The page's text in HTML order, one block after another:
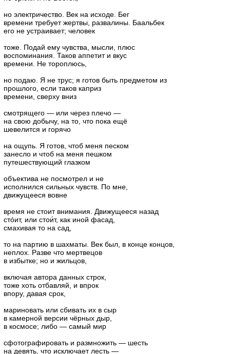
но электричество. Век на исходе. Бег
времени требует жертвы, развалины. Баальбек
его не устраивает; человек
тоже. Подай ему чувства, мысли, плюс
воспоминания. Таков аппетит и вкус
времени. Не тороплюсь,
но подаю. Я не трус; я готов быть предметом из
прошлого, если таков каприз
времени, сверху вниз
смотрящего — или через плечо —
на свою добычу, на то, что пока ещё
шевелится и горячо
на ощупь. Я готов, чтоб меня песком
занесло и чтоб на меня пешком
путешествующий глазком
объектива не посмотрел и не
исполнился сильных чувств. По мне,
движущееся вовне
время не стоит внимания. Движущееся назад
стóит, или стои́т, как иной фасад,
смахивая то на сад,
то на партию в шахматы. Век был, в конце концов,
неплох. Разве что мертвецов
в избытке; но и жильцов,
включая автора данных строк,
тоже хоть отбавляй, и впрок
впору, давая срок,
мариновать или сбивать их в сыр
в камерной версии чёрных дыр,
в космосе; либо — самый мир
сфотографировать и размножить — шесть
на девять, что исключает лесть —